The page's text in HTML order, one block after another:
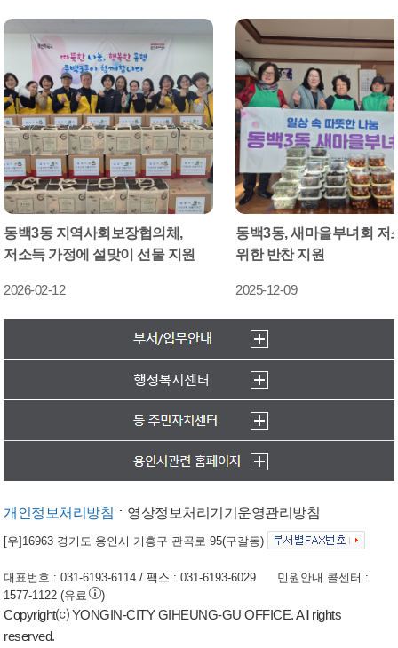
동백3동 지역사회보장협의체,
저소득 가정에 설맞이 선물 지원
2026-02-12
동백3동, 새마을부녀회 저
위한 반찬 지원
2025-12-09
개인정보처리방침 영상정보처리기기운영관리방침
[우]16963 경기도 용인시 기흥구 관곡로 95(구갈동)
대표번호 : 031-6193-6114 / 팩스 : 031-6193-6029
민원안내 콜센터 :
1577-1122 (유료 )
Copyright⒞ YONGIN-CITY GIHEUNG-GU OFFICE. All rights
reserved.